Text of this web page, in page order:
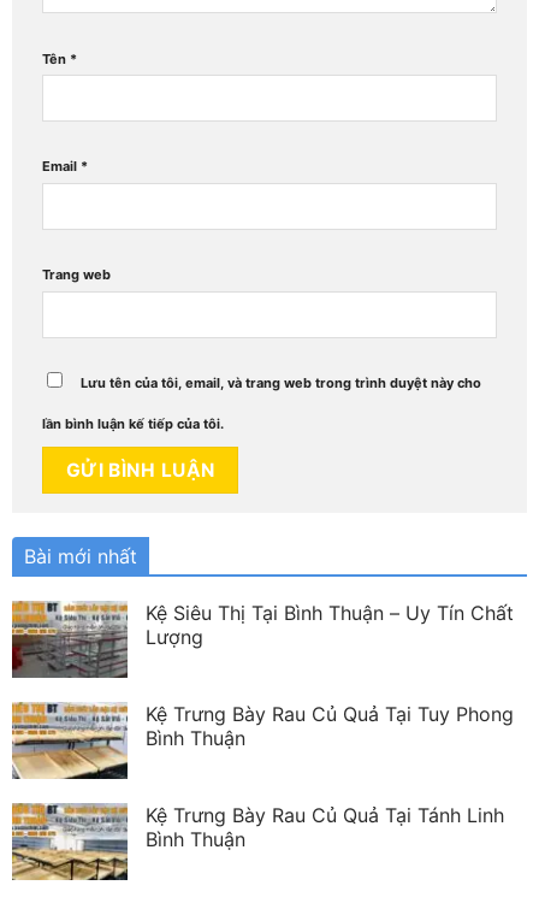
Tên *
Email *
Trang web
Lưu tên của tôi, email, và trang web trong trình duyệt này cho
lần bình luận kế tiếp của tôi.
Bài mới nhất
Kệ Siêu Thị Tại Bình Thuận – Uy Tín Chất
Lượng
Kệ Trưng Bày Rau Củ Quả Tại Tuy Phong
Bình Thuận
Kệ Trưng Bày Rau Củ Quả Tại Tánh Linh
Bình Thuận